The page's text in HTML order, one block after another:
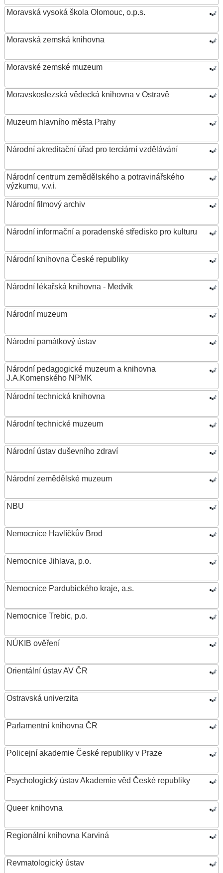
Moravská vysoká škola Olomouc, o.p.s.
Moravská zemská knihovna
Moravské zemské muzeum
Moravskoslezská vědecká knihovna v Ostravě
Muzeum hlavního města Prahy
Národní akreditační úřad pro terciární vzdělávání
Národní centrum zemědělského a potravinářského
výzkumu, v.v.i.
Národní filmový archiv
Národní informační a poradenské středisko pro kulturu
Národní knihovna České republiky
Národní lékařská knihovna - Medvik
Národní muzeum
Národní památkový ústav
Národní pedagogické muzeum a knihovna
J.A.Komenského NPMK
Národní technická knihovna
Národní technické muzeum
Národní ústav duševního zdraví
Národní zemědělské muzeum
NBU
Nemocnice Havlíčkův Brod
Nemocnice Jihlava, p.o.
Nemocnice Pardubického kraje, a.s.
Nemocnice Trebic, p.o.
NÚKIB ověření
Orientální ústav AV ČR
Ostravská univerzita
Parlamentní knihovna ČR
Policejní akademie České republiky v Praze
Psychologický ústav Akademie věd České republiky
Queer knihovna
Regionální knihovna Karviná
Revmatologický ústav